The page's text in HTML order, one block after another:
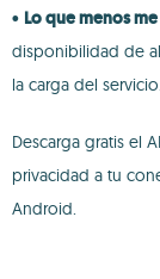
• Lo que menos
disponibilidad de
la carga del servicio.
Descarga gratis el
privacidad a tu
Android.